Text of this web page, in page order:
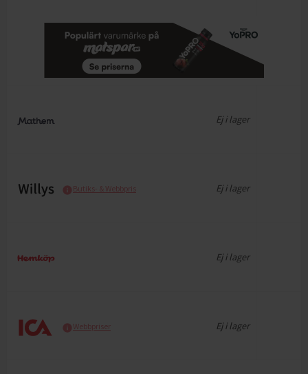
Ej i lager
Butiks- & Webbpris Ej i lager
Ej i lager
Webbpriser Ej i lager